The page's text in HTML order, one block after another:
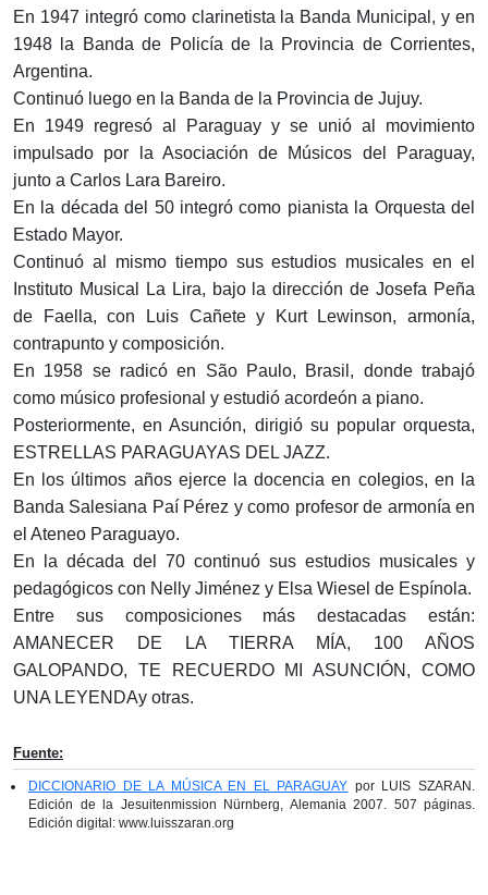
En 1947 integró como clarinetista la Banda Municipal, y en
1948 la Banda de Policía de la Provincia de Corrientes,
Argentina.
Continuó luego en la Banda de la Provincia de Jujuy.
En 1949 regresó al Paraguay y se unió al movimiento
impulsado por la Asociación de Músicos del Paraguay,
junto a Carlos Lara Bareiro.
En la década del 50 integró como pianista la Orquesta del
Estado Mayor.
Continuó al mismo tiempo sus estudios musicales en el
Instituto Musical La Lira, bajo la dirección de Josefa Peña
de Faella, con Luis Cañete y Kurt Lewinson, armonía,
contrapunto y composición.
En 1958 se radicó en São Paulo, Brasil, donde trabajó
como músico profesional y estudió acordeón a piano.
Posteriormente, en Asunción, dirigió su popular orquesta,
ESTRELLAS PARAGUAYAS DEL JAZZ.
En los últimos años ejerce la docencia en colegios, en la
Banda Salesiana Paí Pérez y como profesor de armonía en
el Ateneo Paraguayo.
En la década del 70 continuó sus estudios musicales y
pedagógicos con Nelly Jiménez y Elsa Wiesel de Espínola.
Entre sus composiciones más destacadas están:
AMANECER DE LA TIERRA MÍA, 100 AÑOS
GALOPANDO, TE RECUERDO MI ASUNCIÓN, COMO
UNA LEYENDAy otras.
Fuente:
DICCIONARIO DE LA MÚSICA EN EL PARAGUAY por LUIS SZARAN.
Edición de la Jesuitenmission Nürnberg, Alemania 2007. 507 páginas.
Edición digital: www.luisszaran.org